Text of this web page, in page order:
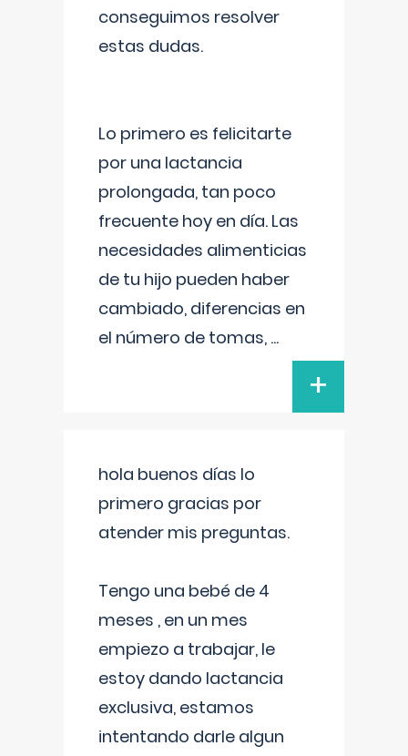
conseguimos resolver
estas dudas.
Lo primero es felicitarte
por una lactancia
prolongada, tan poco
frecuente hoy en día. Las
necesidades alimenticias
de tu hijo pueden haber
cambiado, diferencias en
el número de tomas, ...
+
hola buenos días lo
primero gracias por
atender mis preguntas.
Tengo una bebé de 4
meses , en un mes
empiezo a trabajar, le
estoy dando lactancia
exclusiva, estamos
intentando darle algun